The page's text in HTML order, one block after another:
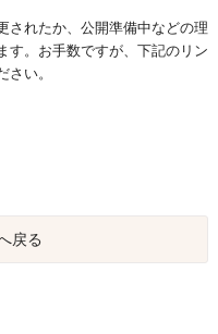
されたか、公開準備中などの理
す。お手数ですが、下記のリン
い。
戻る